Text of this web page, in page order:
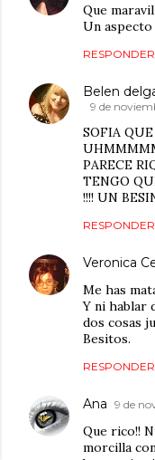
Que
Un aspecto
RESPONDER
Belen
9 de
SOFIA
PARECE
TENGO
!!!! UN
RESPONDER
Veronica
Me has
Y ni hablar
dos cosas
Besitos.
RESPONDER
Ana 9 de
Que rico!!
morcilla